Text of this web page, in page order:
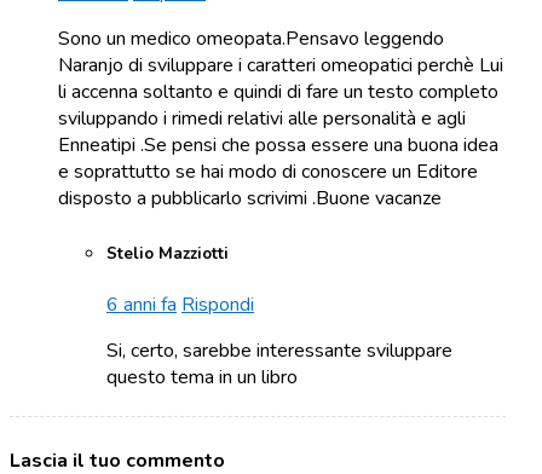
Sono un medico omeopata.Pensavo leggendo
Naranjo di sviluppare i caratteri omeopatici perchè Lui
li accenna soltanto e quindi di fare un testo completo
sviluppando i rimedi relativi alle personalità e agli
Enneatipi .Se pensi che possa essere una buona idea
e soprattutto se hai modo di conoscere un Editore
disposto a pubblicarlo scrivimi .Buone vacanze
Stelio Mazziotti
6 anni fa Rispondi
Si, certo, sarebbe interessante sviluppare
questo tema in un libro
Lascia il tuo commento